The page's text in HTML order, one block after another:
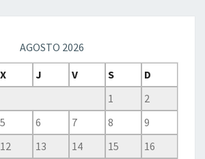
AGOSTO 2026
X J V S
D
1
2
5 6 7 8
9
12 13 14 15
16